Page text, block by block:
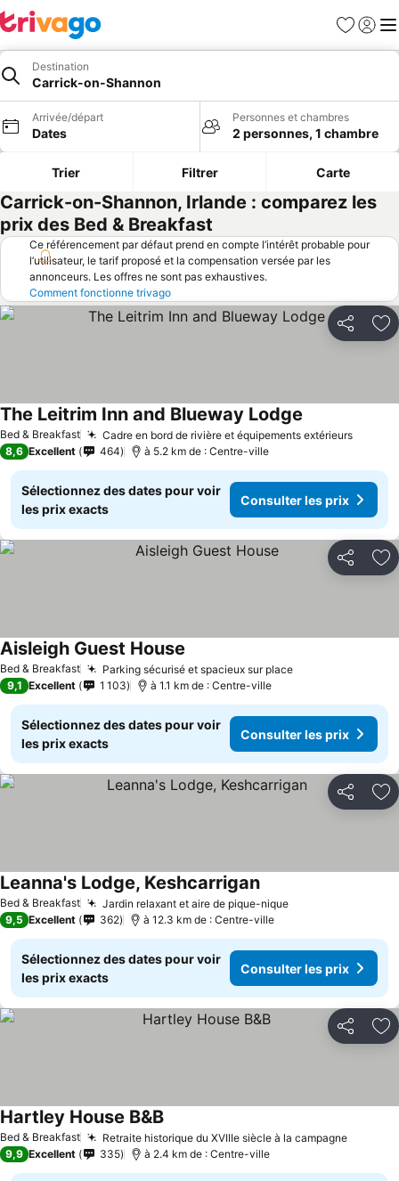
Favoris
Se
Destination
Carrick-on-Shannon
Arrivée/départ
Dates
Personnes et chambres
2 personnes, 1 chambre
Trier Filtrer Carte
Carrick-on-Shannon, Irlande : comparez les
prix des Bed & Breakfast
Ce référencement par défaut prend en compte l’intérêt probable pour
l’utilisateur, le tarif proposé et la compensation versée par les
annonceurs. Les offres ne sont pas exhaustives.
Comment fonctionne trivago
Partager
Bed & Breakfast Cadre en bord de rivière et équipements extérieurs
The Leitrim Inn and Blueway Lodge
8,6 Excellent 464 à 5.2 km de : Centre-ville
Sélectionnez des dates pour voir
les prix exacts
Consulter les prix
Partager
Bed & Breakfast Parking sécurisé et spacieux sur place
Aisleigh Guest House
9,1 Excellent 1 103 à 1.1 km de : Centre-ville
Sélectionnez des dates pour voir
les prix exacts
Consulter les prix
Partager
Bed & Breakfast Jardin relaxant et aire de pique-nique
Leanna's Lodge, Keshcarrigan
9,5 Excellent 362 à 12.3 km de : Centre-ville
Sélectionnez des dates pour voir
les prix exacts
Consulter les prix
Partager
Bed & Breakfast Retraite historique du XVIIIe siècle à la campagne
Hartley House B&B
9,9 Excellent 335 à 2.4 km de : Centre-ville